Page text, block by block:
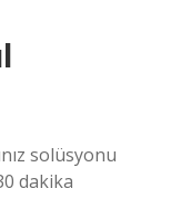
solüsyonu
dakika